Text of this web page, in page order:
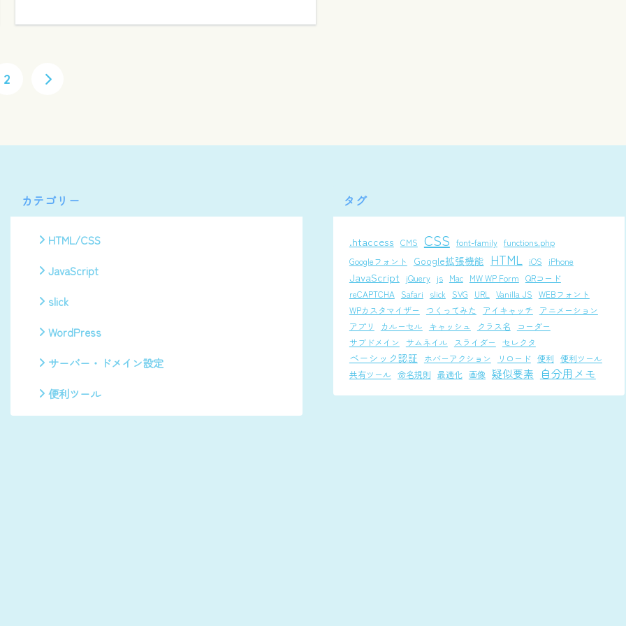
2
カテゴリー
HTML/CSS
JavaScript
slick
WordPress
サーバー・ドメイン設定
便利ツール
タグ
.htaccess CMS CSS font-family functions.php
Googleフォント
Google拡張機能 HTML iOS iPhone
JavaScript jQuery js Mac MW WP Form QRコード
reCAPTCHA
Safari slick SVG URL Vanilla JS WEBフォント
WPカスタマイザー
つくってみた アイキャッチ
アニメーション
アプリ
カルーセル キャッシュ クラス名
コーダー
サブドメイン サムネイル スライダー セレクタ
ベーシック認証 ホバーアクション リロード 便利 便利ツール
共有ツール 命名規則 最適化 画像 疑似要素 自分用メモ